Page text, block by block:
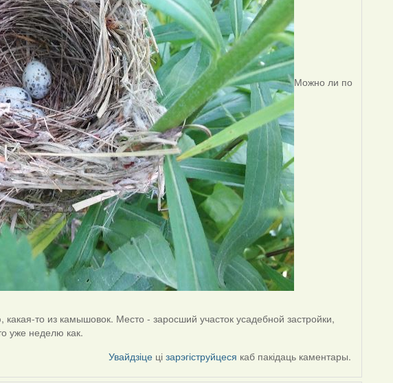
Можно ли по
то из камышовок. Место - заросший участок усадебной застройки,
уже неделю как.
Увайдзіце цізарэгіструйцеся каб пакідаць каментары.